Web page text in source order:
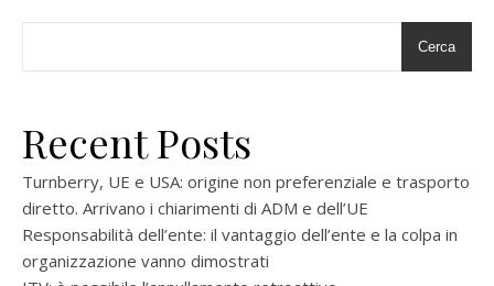
Cerca
Recent Posts
Turnberry, UE e USA: origine non preferenziale e trasporto
diretto. Arrivano i chiarimenti di ADM e dell’UE
Responsabilità dell’ente: il vantaggio dell’ente e la colpa in
organizzazione vanno dimostrati